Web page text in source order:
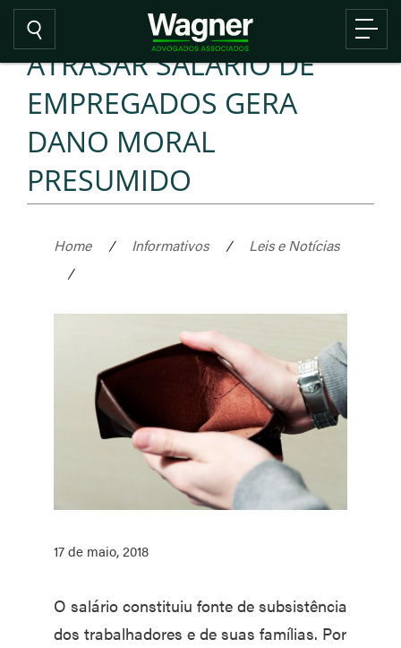
ATRASAR SALÁRIO DE
EMPREGADOS GERA
DANO MORAL
PRESUMIDO
Home / Informativos /
Leis e Notícias
/
17 de maio, 2018
O salário constituiu fonte de subsistência
dos trabalhadores e de suas famílias. Por